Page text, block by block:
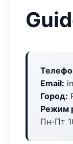
Email:
Город:
Режим
Пн-Пт